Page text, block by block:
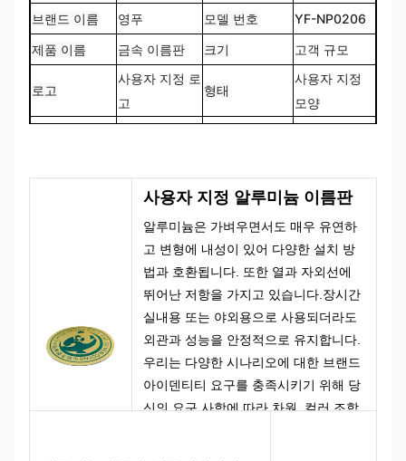
브랜드 이름 영푸 모델 번호
YF-NP0206
제품 이름
금속 이름판 크기 고객 규모
로고
사용자 지정 로
고
형태
사용자 지정
모양
사용자 지정 알루미늄 이름판
알루미늄은 가벼우면서도 매우 유연하
고 변형에 내성이 있어 다양한 설치 방
법과 호환됩니다. 또한 열과 자외선에
뛰어난 저항을 가지고 있습니다.장시간
실내용 또는 야외용으로 사용되더라도
외관과 성능을 안정적으로 유지합니다.
우리는 다양한 시나리오에 대한 브랜드
아이덴티티 요구를 충족시키기 위해 당
신의 요구 사항에 따라 차원, 컬러 조합